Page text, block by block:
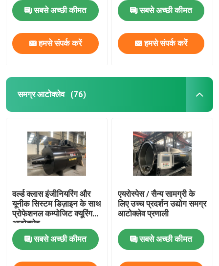
सबसे अच्छी कीमत
हमसे संपर्क करें
सबसे अच्छी कीमत
हमसे संपर्क करें
समग्र आटोक्लेव (76)
वर्ल्ड क्लास इंजीनियरिंग और
यूनीक सिस्टम डिज़ाइन के साथ
प्रोफेशनल कम्पोजिट क्यूरिंग
आटोक्लेव
सबसे अच्छी कीमत
एयरोस्पेस / सैन्य सामग्री के
लिए उच्च प्रदर्शन उद्योग समग्र
आटोक्लेव प्रणाली
सबसे अच्छी कीमत